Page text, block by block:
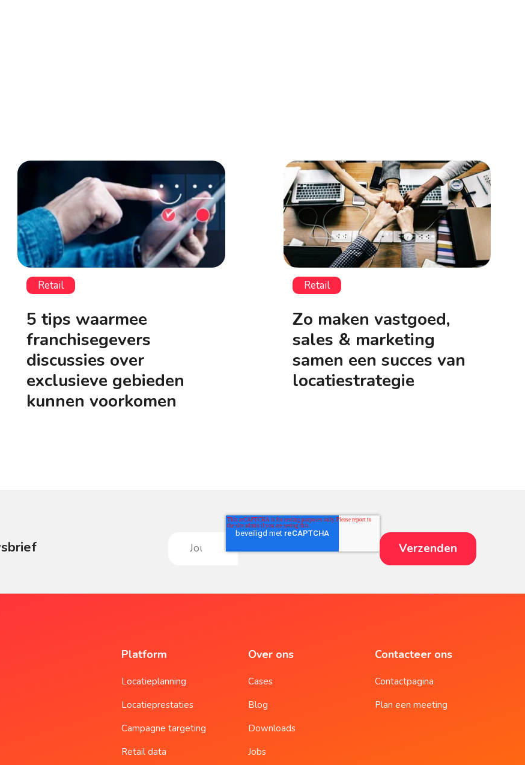
Retail
5 tips waarmee
franchisegevers
discussies over
exclusieve gebieden
kunnen voorkomen
Retail
Zo maken vastgoed,
sales & marketing
samen een succes van
locatiestrategie
Platform
Locatieplanning
Locatieprestaties
Campagne targeting
Retail data
Over ons
Cases
Blog
Downloads
Jobs
Contacteer ons
Contactpagina
Plan een meeting